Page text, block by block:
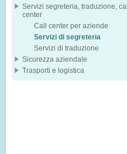
Servizi segreteria, traduzione, call
center
Call center per aziende
Servizi di segreteria
Servizi di traduzione
Sicurezza aziendale
Trasporti e logistica